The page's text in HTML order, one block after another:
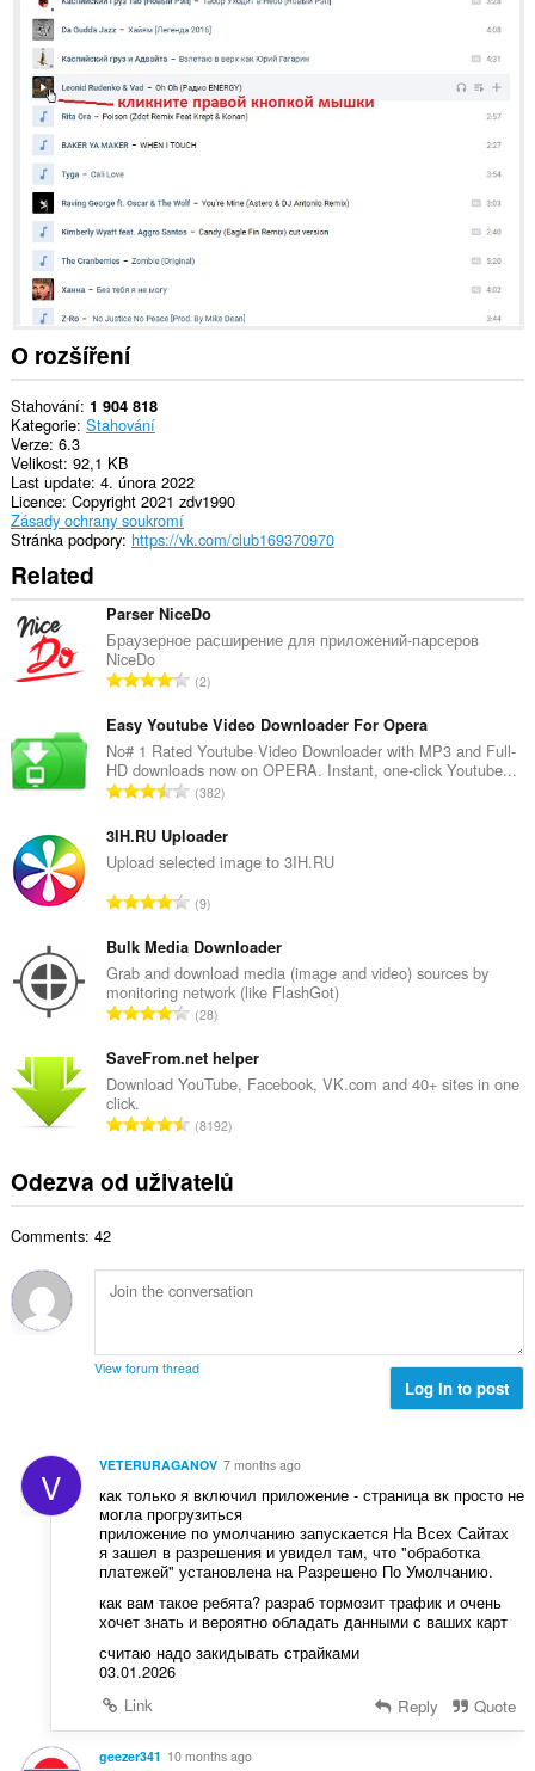
vašim
datům
všech
webech.
Toto
rozšíření
může
přistupovat
vašim
datům
některých
webech.
O rozšíření
Stahování 1 904 818
Kategorie Stahování
Verze 6.3
Velikost 92,1 KB
Last update 4. února 2022
Licence Copyright 2021 zdv1990
Zásady ochrany soukromí
Stránka podpory https://vk.com/club169370970
Related
Parser NiceDo
Браузерное расширение для приложений-парсеров
NiceDo
C
l
k
o
v
p
o
č
e
t
h
o
d
o
c
n
:
2
Easy Youtube Video Downloader For Opera
No# 1 Rated Youtube Video Downloader with MP3 and Full-
HD downloads now on OPERA. Instant, one-click Youtube...
C
l
k
v
p
o
č
e
t
h
d
o
c
í
:
382
3IH.RU Uploader
Upload selected image to 3IH.RU
C
l
k
o
v
p
o
č
e
h
o
o
n
í
9
Bulk Media Downloader
Grab and download media (image and video) sources by
monitoring network (like FlashGot)
C
l
k
v
p
o
t
h
n
n
í
:
28
SaveFrom.net helper
Download YouTube, Facebook, VK.com and 40+ sites in one
click.
C
k
ý
p
e
d
o
c
e
n
í
:
8192
Odezva od uživatelů
Comments: 42
View forum thread
Log in to post
V VETERURAGANOV 7 months ago
как только я включил приложение - страница вк просто не
могла прогрузиться
приложение по умолчанию запускается На Всех Сайтах
я зашел в разрешения и увидел там, что "обработка
платежей" установлена на Разрешено По Умолчанию.
как вам такое ребята? разраб тормозит трафик и очень
хочет знать и вероятно обладать данными с ваших карт
считаю надо закидывать страйками
03.01.2026
Link
Reply Quote
geezer341 10 months ago